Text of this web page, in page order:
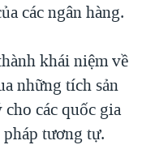
các ngân hàng.
khái niệm về
những tích sản
các quốc gia
tương tự.